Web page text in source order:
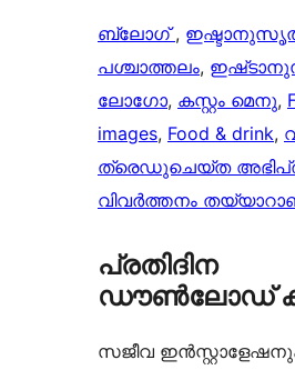
ബ്ലോഗ്,
പശ്ചാത്തലം,
ലോഗോ, കസ്റ്റം മെനു,
images, Food & drink,
ത്രെഡുചെയ്‌ത
വിവർത്തനം
പ്രതിദിന
ഡൗൺലോഡ്
സജീവ